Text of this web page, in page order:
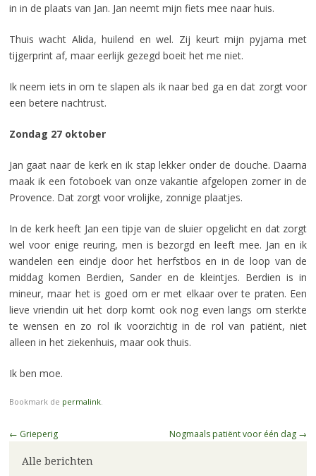
in in de plaats van Jan. Jan neemt mijn fiets mee naar huis.
Thuis wacht Alida, huilend en wel. Zij keurt mijn pyjama met
tijgerprint af, maar eerlijk gezegd boeit het me niet.
Ik neem iets in om te slapen als ik naar bed ga en dat zorgt voor
een betere nachtrust.
Zondag 27 oktober
Jan gaat naar de kerk en ik stap lekker onder de douche. Daarna
maak ik een fotoboek van onze vakantie afgelopen zomer in de
Provence. Dat zorgt voor vrolijke, zonnige plaatjes.
In de kerk heeft Jan een tipje van de sluier opgelicht en dat zorgt
wel voor enige reuring, men is bezorgd en leeft mee. Jan en ik
wandelen een eindje door het herfstbos en in de loop van de
middag komen Berdien, Sander en de kleintjes. Berdien is in
mineur, maar het is goed om er met elkaar over te praten. Een
lieve vriendin uit het dorp komt ook nog even langs om sterkte
te wensen en zo rol ik voorzichtig in de rol van patiënt, niet
alleen in het ziekenhuis, maar ook thuis.
Ik ben moe.
Bookmark de permalink.
Berichtnavigatie
← Grieperig Nogmaals patiënt voor één dag →
Alle berichten